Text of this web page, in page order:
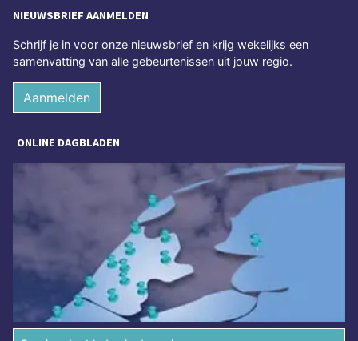
NIEUWSBRIEF AANMELDEN
Schrijf je in voor onze nieuwsbrief en krijg wekelijks een
samenvatting van alle gebeurtenissen uit jouw regio.
Aanmelden
ONLINE DAGBLADEN